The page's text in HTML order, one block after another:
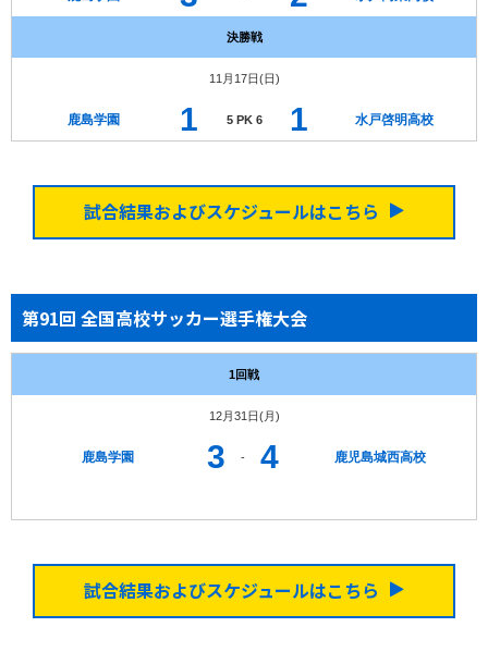
決勝戦
11月17日(日)
鹿島学園 1 5 PK 6 1 水戸啓明高校
試合結果およびスケジュールはこちら
第91回 全国高校サッカー選手権大会
1回戦
12月31日(月)
鹿島学園 3 - 4 鹿児島城西高校
試合結果およびスケジュールはこちら